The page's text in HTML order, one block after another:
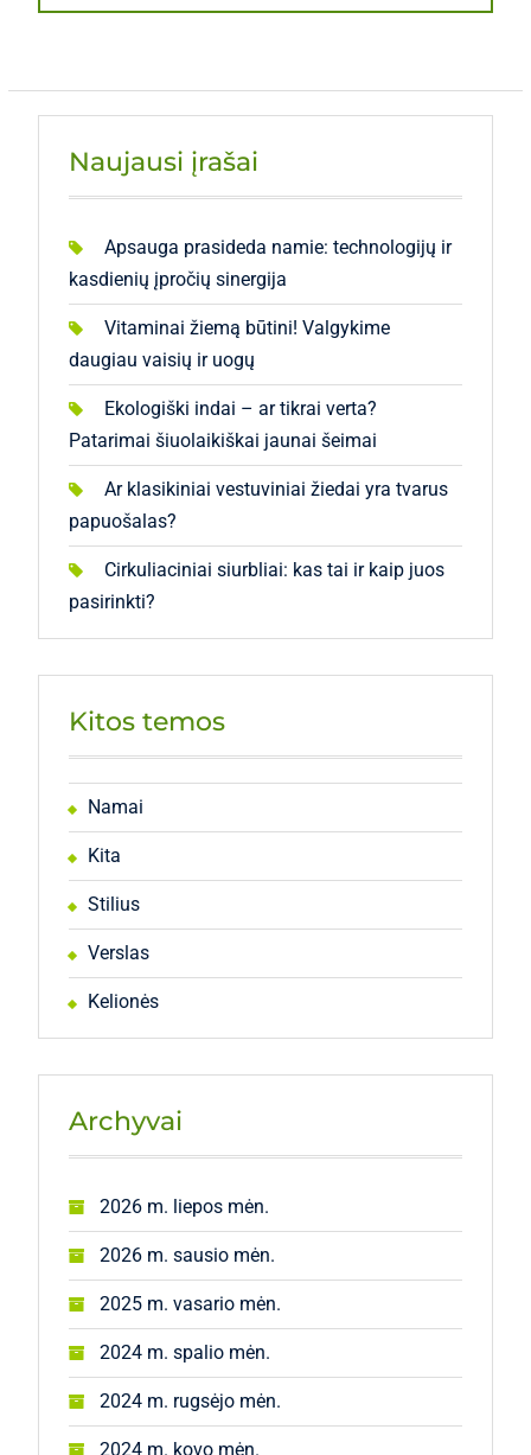
post:
Naujausi įrašai
Apsauga prasideda namie: technologijų ir
kasdienių įpročių sinergija
Vitaminai žiemą būtini! Valgykime
daugiau vaisių ir uogų
Ekologiški indai – ar tikrai verta?
Patarimai šiuolaikiškai jaunai šeimai
Ar klasikiniai vestuviniai žiedai yra tvarus
papuošalas?
Cirkuliaciniai siurbliai: kas tai ir kaip juos
pasirinkti?
Kitos temos
Namai
Kita
Stilius
Verslas
Kelionės
Archyvai
2026 m. liepos mėn.
2026 m. sausio mėn.
2025 m. vasario mėn.
2024 m. spalio mėn.
2024 m. rugsėjo mėn.
2024 m. kovo mėn.